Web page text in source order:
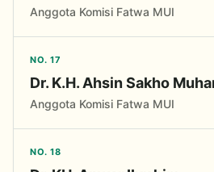
Anggota Komisi Fatwa MUI
NO. 17
Dr. K.H. Ahsin Sakho
Anggota Komisi Fatwa MUI
NO. 18